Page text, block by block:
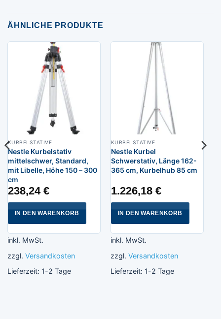
ÄHNLICHE PRODUKTE
KURBELSTATIVE
Nestle Kurbelstativ
mittelschwer, Standard,
mit Libelle, Höhe 150 – 300
cm
238,24 €
IN DEN WARENKORB
inkl. MwSt.
zzgl. Versandkosten
Lieferzeit: 1-2 Tage
KURBELSTATIVE
Nestle Kurbel
Schwerstativ, Länge 162-
365 cm, Kurbelhub 85 cm
1.226,18 €
IN DEN WARENKORB
inkl. MwSt.
zzgl. Versandkosten
Lieferzeit: 1-2 Tage